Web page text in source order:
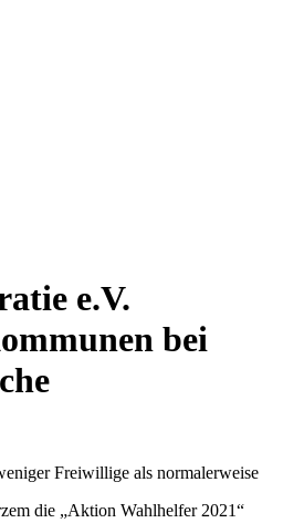
e.V.
bei
Freiwillige als normalerweise
die „Aktion Wahlhelfer 2021“